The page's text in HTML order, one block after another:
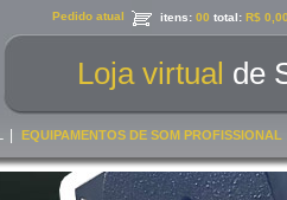
Pedido atual itens: 00 total: R$
Loja virtual de
EQUIPAMENTOS DE SOM PROFISSIONAL